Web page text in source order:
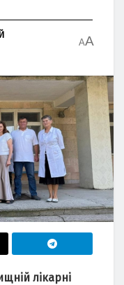
AA
лікарні